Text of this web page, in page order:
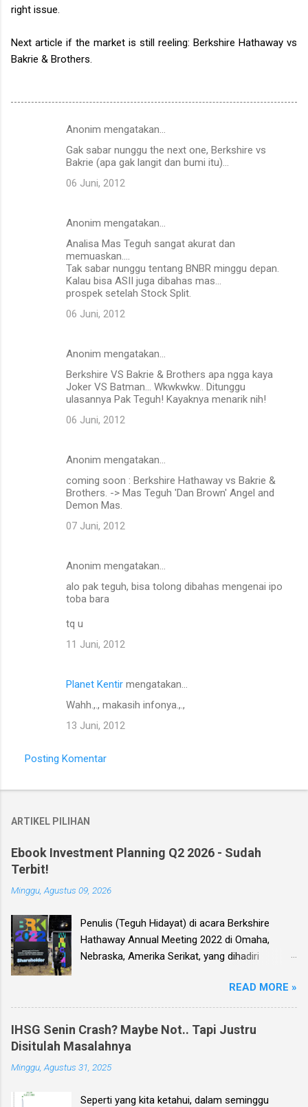
right issue.
Next article if the market is still reeling: Berkshire Hathaway vs
Bakrie & Brothers.
Anonim mengatakan…
Gak sabar nunggu the next one, Berkshire vs
Bakrie (apa gak langit dan bumi itu)...
06 Juni, 2012
Anonim mengatakan…
Analisa Mas Teguh sangat akurat dan
memuaskan....
Tak sabar nunggu tentang BNBR minggu depan.
Kalau bisa ASII juga dibahas mas...
prospek setelah Stock Split.
06 Juni, 2012
Anonim mengatakan…
Berkshire VS Bakrie & Brothers apa ngga kaya
Joker VS Batman... Wkwkwkw.. Ditunggu
ulasannya Pak Teguh! Kayaknya menarik nih!
06 Juni, 2012
Anonim mengatakan…
coming soon : Berkshire Hathaway vs Bakrie &
Brothers. -> Mas Teguh 'Dan Brown' Angel and
Demon Mas.
07 Juni, 2012
Anonim mengatakan…
alo pak teguh, bisa tolong dibahas mengenai ipo
toba bara
tq u
11 Juni, 2012
Planet Kentir mengatakan…
Wahh.,., makasih infonya.,.,
13 Juni, 2012
Posting Komentar
ARTIKEL PILIHAN
Ebook Investment Planning Q2 2026 - Sudah
Terbit!
Minggu, Agustus 09, 2026
Penulis (Teguh Hidayat) di acara Berkshire
Hathaway Annual Meeting 2022 di Omaha,
Nebraska, Amerika Serikat, yang dihadiri
Buffett dan mitranya Alm. Charlie Munger. Dear
investor, seperti biasa setiap kuartal alias tiga
bulan sekali, penulis membuat Ebook
Investment Planning (EIP, dengan format PDF)
yang berisi kumpulan analisis fundamental
saham-saham pilihan di Bursa Efek Indonesia
READ MORE »
IHSG Senin Crash? Maybe Not.. Tapi Justru
Disitulah Masalahnya
Minggu, Agustus 31, 2025
Seperti yang kita ketahui, dalam seminggu